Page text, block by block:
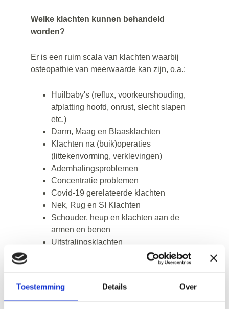
Toestemming Details Over
Welke klachten kunnen behandeld
worden?
Er is een ruim scala van klachten waarbij
osteopathie van meerwaarde kan zijn, o.a.:
Huilbaby's (reflux, voorkeurshouding,
afplatting hoofd, onrust, slecht slapen
etc.)
Darm, Maag en Blaasklachten
Klachten na (buik)operaties
(littekenvorming, verklevingen)
Ademhalingsproblemen
Concentratie problemen
Covid-19 gerelateerde klachten
Nek, Rug en SI Klachten
Schouder, heup en klachten aan de
armen en benen
Uitstralingsklachten
Spierproblemen
Slaapproblemen